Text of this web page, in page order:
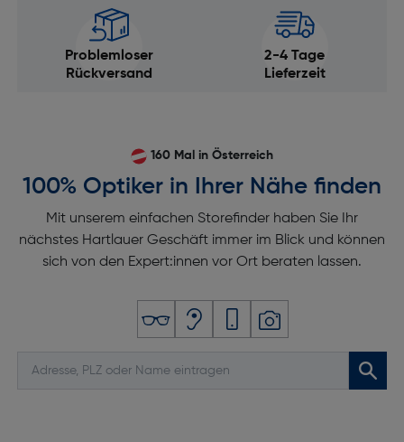
Problemloser
Rückversand
2-4 Tage
Lieferzeit
160 Mal in Österreich
100% Optiker in Ihrer Nähe finden
Mit unserem einfachen Storefinder haben Sie Ihr
nächstes Hartlauer Geschäft immer im Blick und können
sich von den Expert:innen vor Ort beraten lassen.